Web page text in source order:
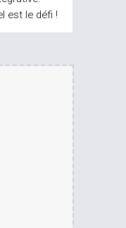
est le défi !